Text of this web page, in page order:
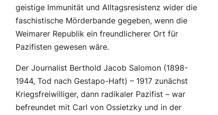
geistige Immunität und Alltagsresistenz wider die
faschistische Mörderbande gegeben, wenn die
Weimarer Republik ein freundlicherer Ort für
Pazifisten gewesen wäre.
Der Journalist Berthold Jacob Salomon (1898-
1944, Tod nach Gestapo-Haft) – 1917 zunächst
Kriegsfreiwilliger, dann radikaler Pazifist – war
befreundet mit Carl von Ossietzky und in der